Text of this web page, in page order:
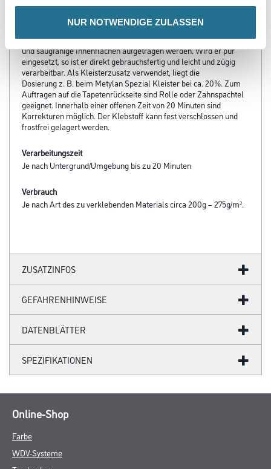
NUR NOTWENDIGE ZULASSEN
Verarbeitungstemp./Luftfeuchte
Der Klebstoff kann auf saubere, trockene, glatte, feste, tragfähige
und saugfähige Innenflächen aufgetragen werden. Wird er pur
eingesetzt, so ist er direkt gebrauchsfertig und leicht und zügig
verarbeitbar. Als Kleisterzusatz verwendet, liegt die
Dosierung z. B. beim Metylan Spezial Kleister bei ca. 20%. Zum
Auftragen auf die Tapetenrückseite sind Rolle oder Zahnspachtel
geeignet. Innerhalb einer offenen Zeit von 20 Minuten sind
Korrekturen möglich. Der Klebstoff kann fest verschlossen und
frostfrei gelagert werden.
Verarbeitungszeit
Je nach Untergrund/Umgebung bis zu 20 Minuten
Verbrauch
Je nach Art des zu verklebenden Materials circa 200g – 275g/m².
ZUSATZINFOS
GEFAHRENHINWEISE
DATENBLÄTTER
SPEZIFIKATIONEN
Online-Shop
Farbe
WDV-Systeme